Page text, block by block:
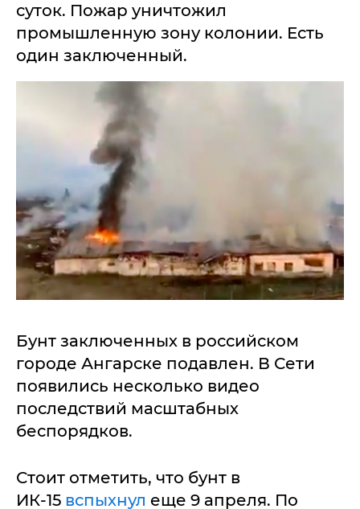
суток. Пожар уничтожил
промышленную зону колонии. Есть
один заключенный.
Бунт заключенных в российском
городе Ангарске подавлен. В Сети
появились несколько видео
последствий масштабных
беспорядков.
Стоит отметить, что бунт в
ИК-15 вспыхнул еще 9 апреля. По